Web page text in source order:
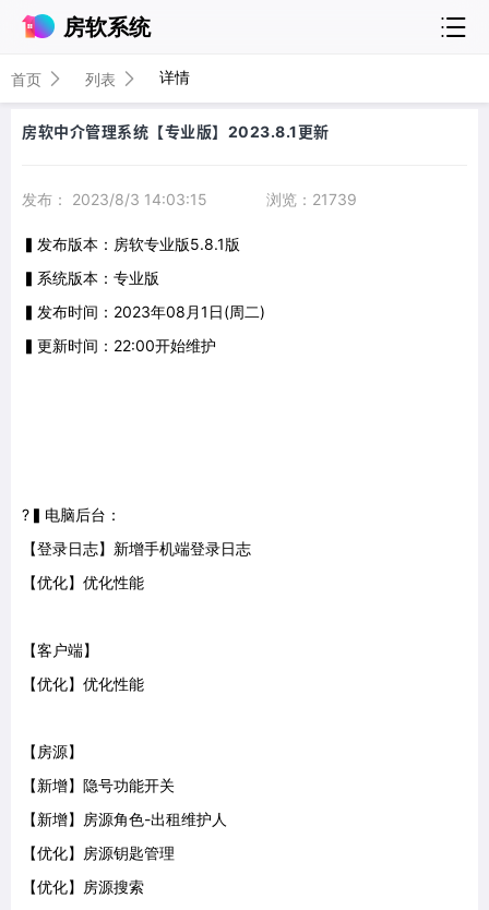
房软系统
首页 列表 详情
房软中介管理系统【专业版】2023.8.1更新
发布： 2023/8/3 14:03:15 浏览：21739
▍发布版本：房软专业版5.8.1版
▍系统版本：专业版
▍发布时间：2023年08月1日(周二)
▍更新时间：22:00开始维护
?▍电脑后台：
【登录日志】新增手机端登录日志
【优化】优化性能
【客户端】
【优化】优化性能
【房源】
【新增】隐号功能开关
【新增】房源角色-出租维护人
【优化】房源钥匙管理
【优化】房源搜索